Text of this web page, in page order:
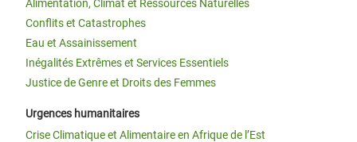
Alimentation, Climat et Ressources Naturelles
Conflits et Catastrophes
Eau et Assainissement
Inégalités Extrêmes et Services Essentiels
Justice de Genre et Droits des Femmes
Urgences humanitaires
Crise Climatique et Alimentaire en Afrique de l’Est